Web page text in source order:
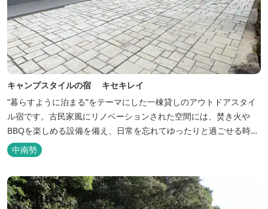
キャンプスタイルの宿 キセキレイ
“暮らすように泊まる”をテーマにした一棟貸しのアウトドアスタイ
ル宿です。古民家風にリノベーションされた空間には、焚き火や
BBQを楽しめる設備を備え、日常を忘れてゆったりと過ごせる時間
が広がります。ペット同伴も可能で、愛犬と一緒に自然を満喫でき
るのも魅力です。 【営業時間】 チェックイン 15：00（早めのチ
ェックインご希望は予約時に要相談） チェックアウト 9：00
【定...
中南勢